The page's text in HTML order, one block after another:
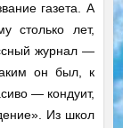
газета. А
столько лет,
журнал —
он был, к
— кондуит,
Из школ